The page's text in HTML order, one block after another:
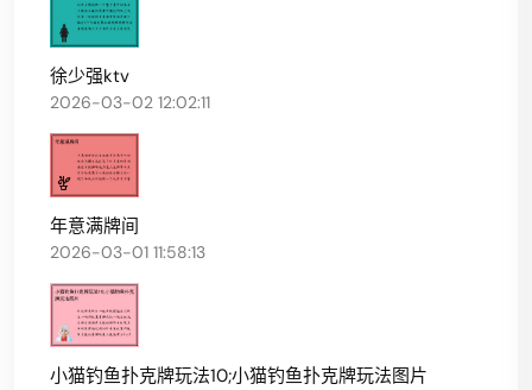
徐少强ktv
2026-03-02 12:02:11
年意满牌间
2026-03-01 11:58:13
小猫钓鱼扑克牌玩法10;小猫钓鱼扑克牌玩法图片